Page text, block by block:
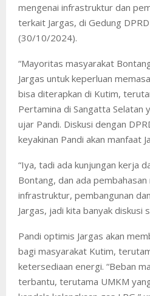
mengenai infrastruktur dan
terkait Jargas, di Gedung
(30/10/2024).
“Mayoritas masyarakat
Jargas untuk keperluan
bisa diterapkan di Kutim,
Pertamina di Sangatta Selatan
ujar Pandi. Diskusi dengan
keyakinan Pandi akan manfaat
“Iya, tadi ada kunjungan kerja
Bontang, dan ada
infrastruktur, pembangunan
Jargas, jadi kita banyak diskusi
Pandi optimis Jargas akan
bagi masyarakat Kutim,
ketersediaan energi. “Beban
terbantu, terutama UMKM